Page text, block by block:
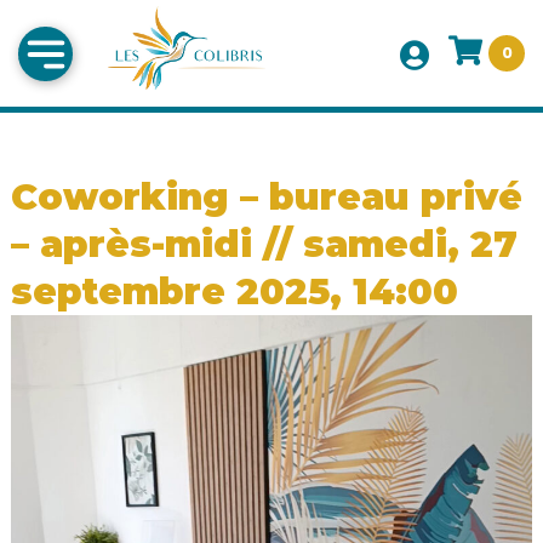
0
Coworking – bureau privé
– après-midi // samedi, 27
septembre 2025, 14:00